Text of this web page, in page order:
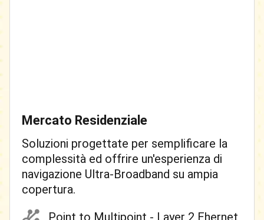
Mercato Residenziale
Soluzioni progettate per semplificare la
complessità ed offrire un'esperienza di
navigazione Ultra-Broadband su ampia
copertura.
Point to Multipoint - Layer 2 Ehernet